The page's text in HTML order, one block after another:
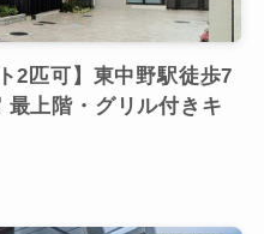
2匹可】東中野駅徒歩7
上階・グリル付きキ